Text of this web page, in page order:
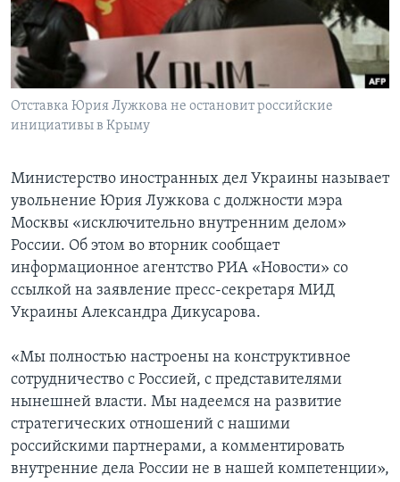
Learning English
СОЦИАЛЬНЫЕ СЕТИ
Отставка Юрия Лужкова не остановит российские
инициативы в Крыму
Министерство иностранных дел Украины называет
увольнение Юрия Лужкова с должности мэра
Москвы «исключительно внутренним делом»
России. Об этом во вторник сообщает
информационное агентство РИА «Новости» со
ссылкой на заявление пресс-секретаря МИД
Украины Александра Дикусарова.
«Мы полностью настроены на конструктивное
сотрудничество с Россией, с представителями
нынешней власти. Мы надеемся на развитие
стратегических отношений с нашими
российскими партнерами, а комментировать
внутренние дела России не в нашей компетенции»,